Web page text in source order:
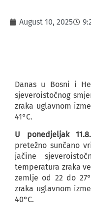
August 10, 2025
Danas u Bosni i
sjeveroistočnog
zraka uglavnom
41°C.
U ponedjeljak
pretežno sunčano
jačine
temperatura zraka
zemlje od 22 do
zraka uglavnom
40°C.